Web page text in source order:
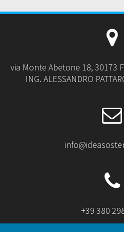
via Monte Abetone 18, 30173
ING. ALESSANDRO
+39 380